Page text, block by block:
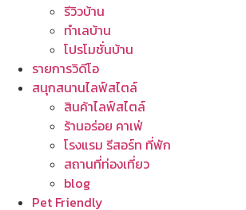
รีวิวบ้าน
ทำเลบ้าน
โปรโมชั่นบ้าน
รายการวิดีโอ
สนุกสนานไลฟ์สไตล์
สินค้าไลฟ์สไตล์
ร้านอร่อย คาเฟ่
โรงแรม รีสอร์ท ที่พัก
สถานที่ท่องเที่ยว
blog
Pet Friendly